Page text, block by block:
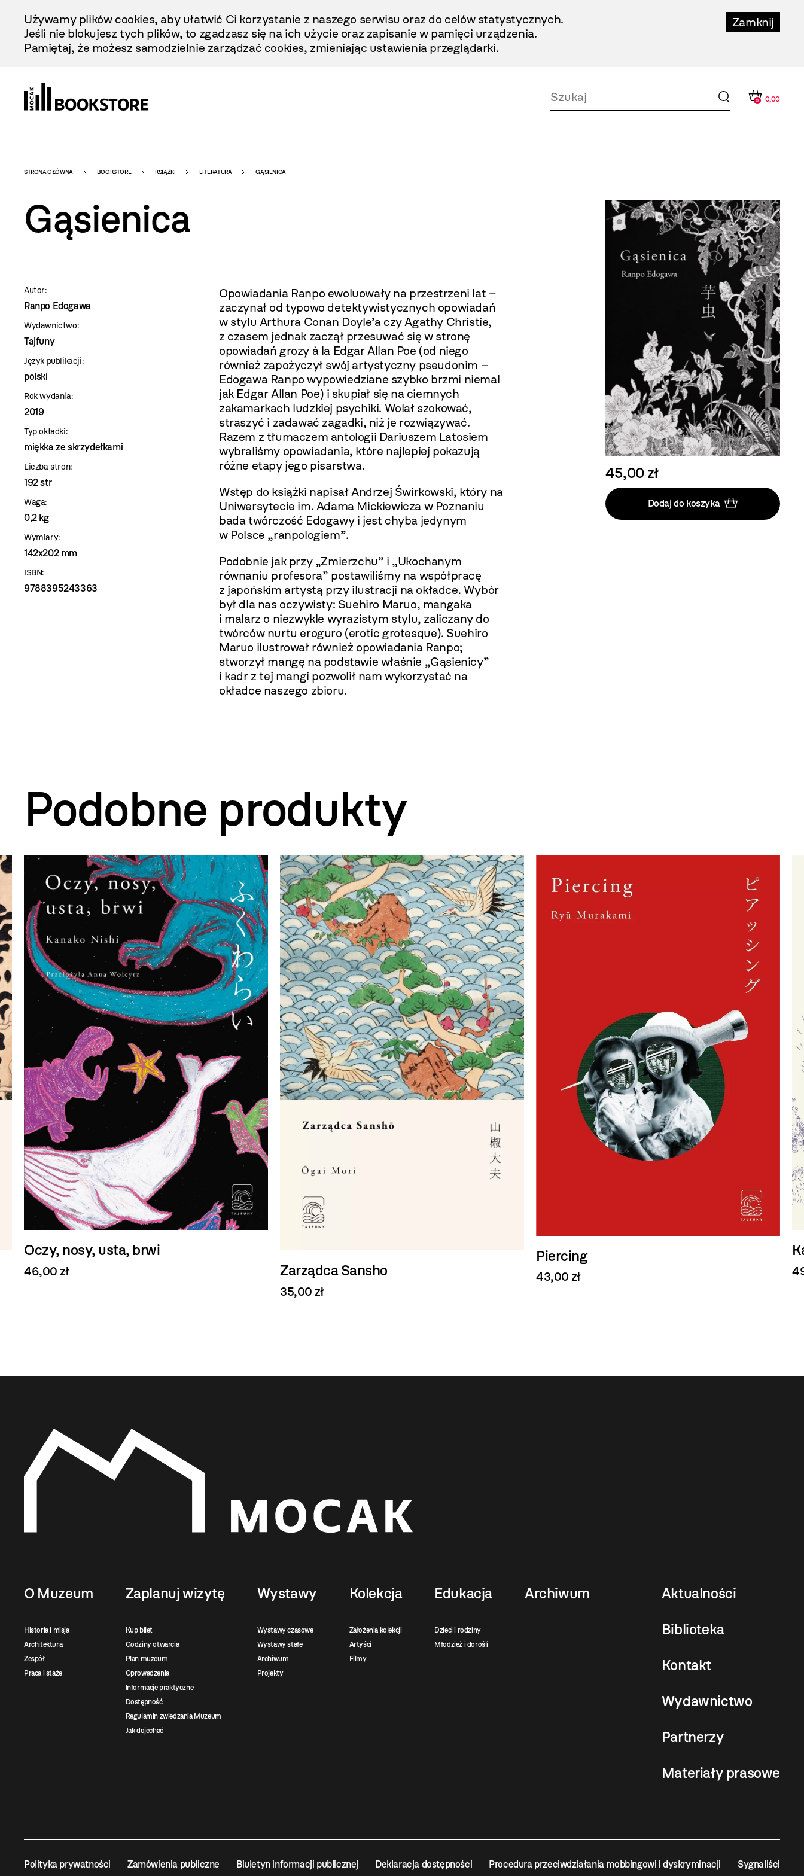
Treści
Zamknij
Używamy plików cookies, aby ułatwić Ci korzystanie z naszego serwisu oraz do celów statystycznych.
Jeśli nie blokujesz tych plików, to zgadzasz się na ich użycie oraz zapisanie w pamięci urządzenia.
Pamiętaj, że możesz samodzielnie zarządzać cookies, zmieniając ustawienia przeglądarki.
0 0,00
Bookstore
-
szablon
szczegóły
STRONA GŁÓWNA BOOKSTORE KSIĄŻKI LITERATURA GĄSIENICA
Gąsienica
Autor:
Ranpo Edogawa
Wydawnictwo:
Tajfuny
Język publikacji:
polski
Rok wydania:
2019
Typ okładki:
miękka ze skrzydełkami
Liczba stron:
192 str
Waga:
0,2 kg
Wymiary:
142x202 mm
ISBN:
9788395243363
Opowiadania Ranpo ewoluowały na przestrzeni lat –
zaczynał od typowo detektywistycznych opowiadań
w stylu Arthura Conan Doyle’a czy Agathy Christie,
z czasem jednak zaczął przesuwać się w stronę
opowiadań grozy à la Edgar Allan Poe (od niego
również zapożyczył swój artystyczny pseudonim –
Edogawa Ranpo wypowiedziane szybko brzmi niemal
jak Edgar Allan Poe) i skupiał się na ciemnych
zakamarkach ludzkiej psychiki. Wolał szokować,
straszyć i zadawać zagadki, niż je rozwiązywać.
Razem z tłumaczem antologii Dariuszem Latosiem
wybraliśmy opowiadania, które najlepiej pokazują
różne etapy jego pisarstwa.
Wstęp do książki napisał Andrzej Świrkowski, który na
Uniwersytecie im. Adama Mickiewicza w Poznaniu
bada twórczość Edogawy i jest chyba jedynym
w Polsce „ranpologiem”.
Podobnie jak przy „Zmierzchu” i „Ukochanym
równaniu profesora” postawiliśmy na współpracę
z japońskim artystą przy ilustracji na okładce. Wybór
był dla nas oczywisty: Suehiro Maruo, mangaka
i malarz o niezwykle wyrazistym stylu, zaliczany do
twórców nurtu eroguro (erotic grotesque). Suehiro
Maruo ilustrował również opowiadania Ranpo;
stworzył mangę na podstawie właśnie „Gąsienicy”
i kadr z tej mangi pozwolił nam wykorzystać na
okładce naszego zbioru.
45,00 zł
Dodaj do koszyka
Podobne produkty
Oczy, nosy, usta, brwi
46,00 zł Zarządca Sansho
35,00 zł
Piercing
43,00 zł
O Muzeum
Historia i misja
Architektura
Zespół
Praca i staże
Zaplanuj wizytę
Kup bilet
Godziny otwarcia
Plan muzeum
Oprowadzenia
Informacje praktyczne
Dostępność
Regulamin zwiedzania Muzeum
Jak dojechać
Wystawy
Wystawy czasowe
Wystawy stałe
Archiwum
Projekty
Kolekcja
Założenia kolekcji
Artyści
Filmy
Edukacja
Dzieci i rodziny
Młodzież i dorośli
Archiwum Aktualności
Biblioteka
Kontakt
Wydawnictwo
Partnerzy
Materiały prasowe
Polityka prywatności Zamówienia publiczne Biuletyn informacji publicznej Deklaracja dostępności Procedura przeciwdziałania mobbingowi i dyskryminacji Sygnaliści